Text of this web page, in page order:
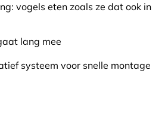
vogels eten zoals ze dat ook in
lang mee
systeem voor snelle montage